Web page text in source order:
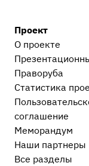
Проект
О проекте
Праворуба
Статистика
соглашение
Меморандум
Наши партнеры
Все разделы